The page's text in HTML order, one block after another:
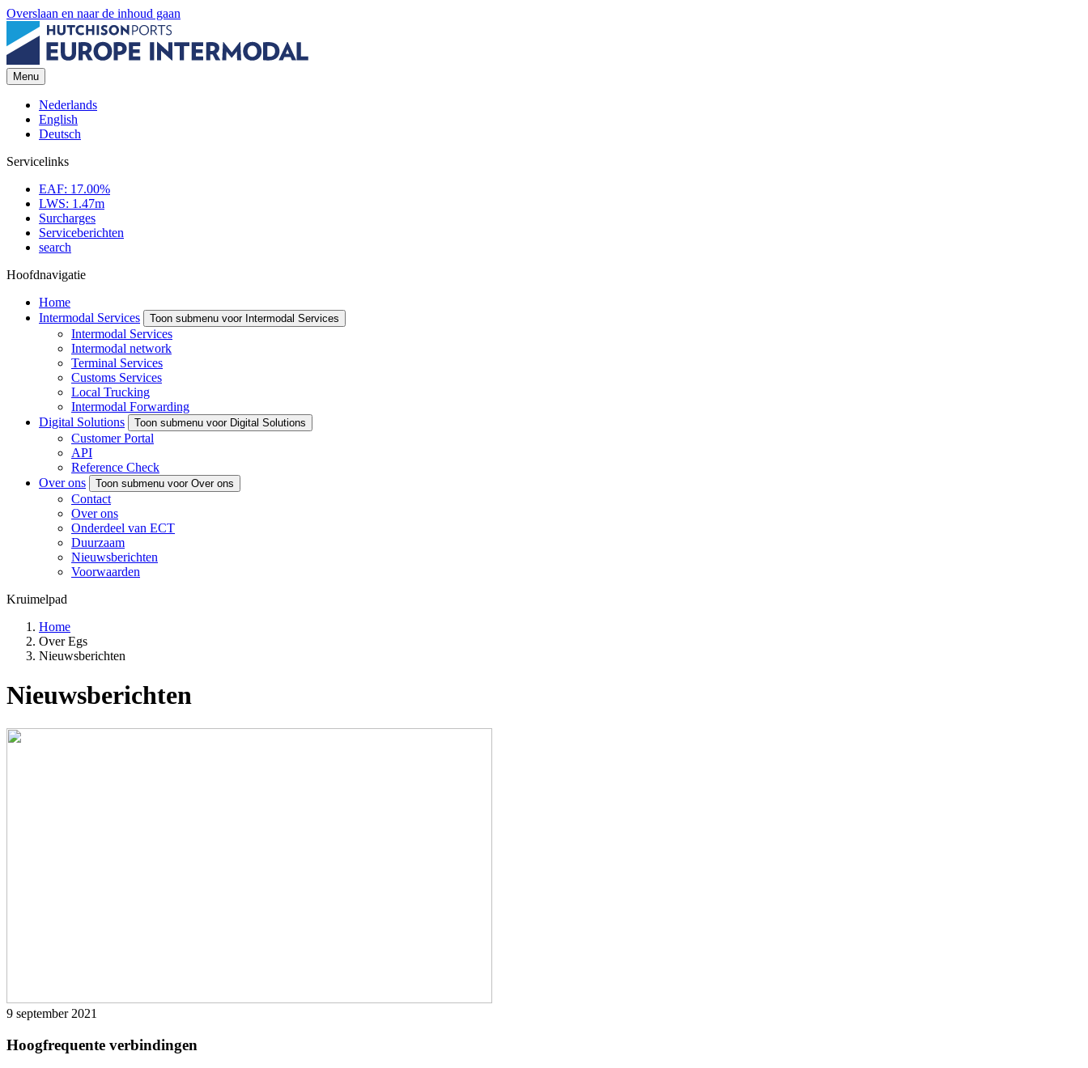
Overslaan en naar de inhoud gaan
Menu
Nederlands
English
Deutsch
Servicelinks
EAF: 17.00%
LWS: 1.47m
Surcharges
Serviceberichten
search
Hoofdnavigatie
Home
Intermodal Services
Toon submenu voor Intermodal Services
Intermodal Services
Intermodal network
Terminal Services
Customs Services
Local Trucking
Intermodal Forwarding
Digital Solutions
Toon submenu voor Digital Solutions
Customer Portal
API
Reference Check
Over ons
Toon submenu voor Over ons
Contact
Over ons
Onderdeel van ECT
Duurzaam
Nieuwsberichten
Voorwaarden
Kruimelpad
Home
Over Egs
Nieuwsberichten
Nieuwsberichten
9 september 2021
Hoogfrequente verbindingen